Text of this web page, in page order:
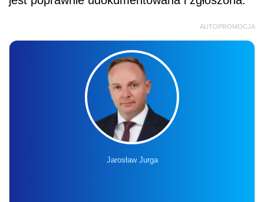
AUTOPROMOCJA
Jarosław Jurga